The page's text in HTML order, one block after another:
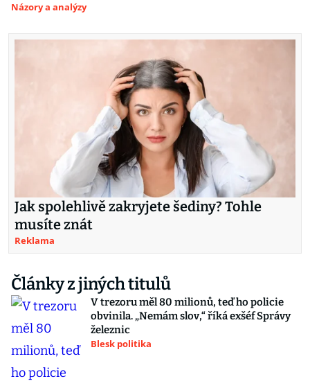
Názory a analýzy
Jak spolehlivě zakryjete šediny? Tohle
musíte znát
Reklama
Články z jiných titulů
V trezoru měl 80 milionů, teď ho policie
obvinila. „Nemám slov,“ říká exšéf Správy
železnic
Blesk politika